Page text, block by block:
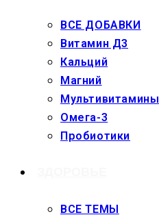
ВСЕ ДОБАВКИ
Витамин Д3
Кальций
Магний
Мультивитамины
Омега-3
Пробиотики
ВСЕ ТЕМЫ